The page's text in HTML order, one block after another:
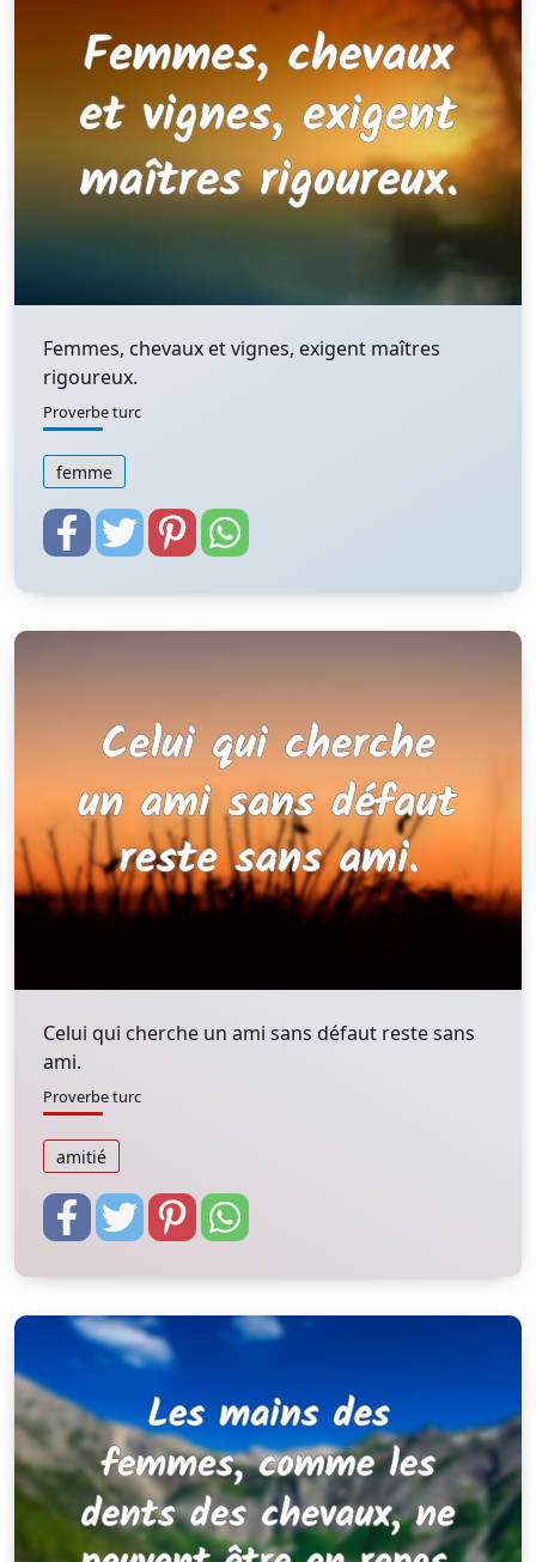
Femmes, chevaux et vignes, exigent maîtres
rigoureux.
Proverbe turc
femme
Celui qui cherche un ami sans défaut reste sans
ami.
Proverbe turc
amitié